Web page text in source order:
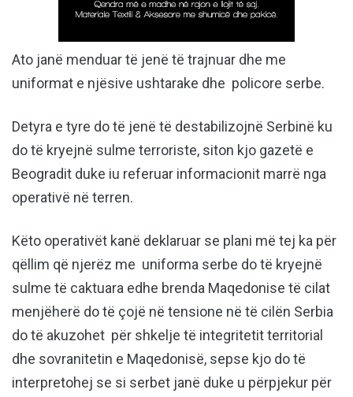
Ato janë menduar të jenë të trajnuar dhe me
uniformat e njësive ushtarake dhe policore serbe.
Detyra e tyre do të jenë të destabilizojnë Serbinë ku
do të kryejnë sulme terroriste, siton kjo gazetë e
Beogradit duke iu referuar informacionit marrë nga
operativë në terren.
Këto operativët kanë deklaruar se plani më tej ka për
qëllim që njerëz me uniforma serbe do të kryejnë
sulme të caktuara edhe brenda Maqedonise të cilat
menjëherë do të çojë në tensione në të cilën Serbia
do të akuzohet për shkelje të integritetit territorial
dhe sovranitetin e Maqedonisë, sepse kjo do të
interpretohej se si serbet janë duke u përpjekur për